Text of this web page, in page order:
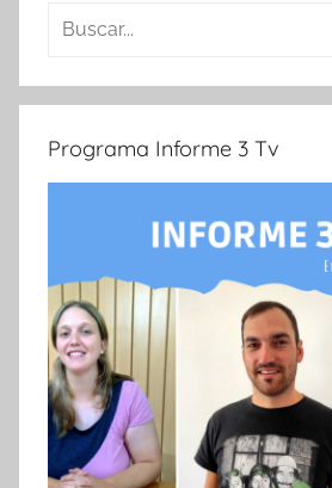
Buscar:
Programa Informe 3 Tv